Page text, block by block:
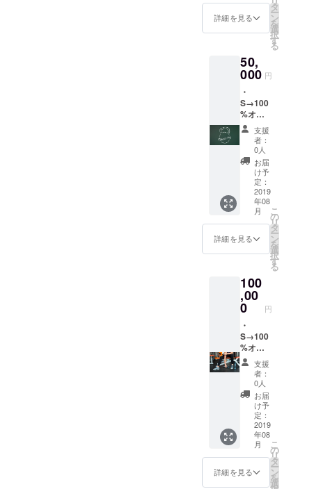
回＋カ
ウンセ
リング
(90分)
のメッ
セージ
を送ら
せて頂
きま
す。
詳細を見る
タ
ー
ン
を
選
択
す
る
50,
000 円
・
S→100
%オリ
ジナルT
シャツ1
枚 サイ
ズは
S,M,L,X
L(日本
サイズ)
・パー
ソナル3
回(60
分)＋カ
ウンセ
リング
・食事
のアド
バイス
やオン
ライン
コーチ
ング(3
週間) ・
お礼の
メッ
セージ
を送ら
せて頂
きま
す。
支援
者：
0人
お届
け予
定：
2019
年08
月
詳細を見る
こ
の
リ
タ
ー
ン
を
選
択
す
る
100
,00
0 円
・
S→100
%オリ
ジナルT
シャツ1
枚 サイ
ズは
S,M,L,X
L(日本
サイズ)
・パー
ソナル
１ヶ月
通い放
題(１回
支援
者：
0人
お届
け予
定：
2019
年08
月
詳細を見る
こ
の
リ
タ
ー
ン
を
選